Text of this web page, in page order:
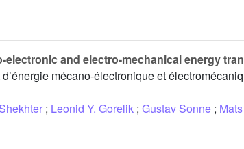
electronic and electro-mechanical energy
dʼénergie mécano-électronique et
; Leonid Y. Gorelik ; Gustav Sonne ;